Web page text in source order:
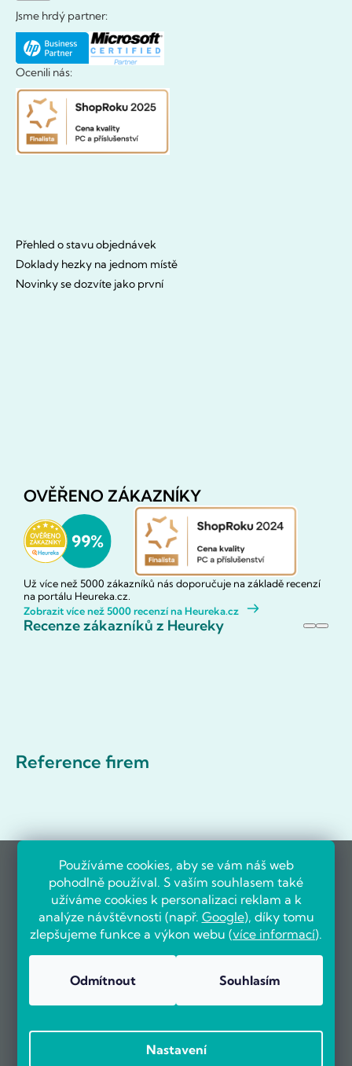
Používáme cookies, aby se vám náš web
pohodlně používal. S vaším souhlasem také
užíváme cookies k personalizaci reklam a k
analýze návštěvnosti (např. Google), díky tomu
zlepšujeme funkce a výkon webu (více informací).
Odmítnout Souhlasím
Nastavení
Jsme hrdý partner:
Ocenili nás:
Přehled o stavu objednávek
Doklady hezky na jednom místě
Novinky se dozvíte jako první
OVĚŘENO ZÁKAZNÍKY
Už více než 5000 zákazníků nás doporučuje na základě recenzí
na portálu Heureka.cz.
Zobrazit více než 5000 recenzí na Heureka.cz
Recenze zákazníků z Heureky
Reference firem